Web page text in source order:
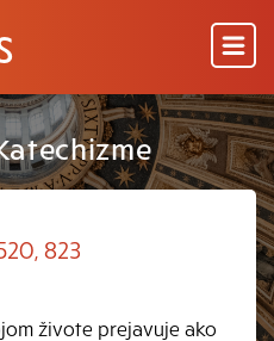
823
živote prejavuje ako